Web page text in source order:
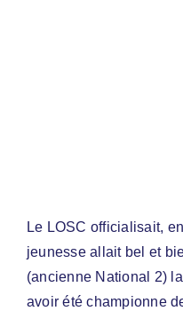
Le LOSC officialisait,
jeunesse allait bel et
(ancienne National 2)
avoir été championne